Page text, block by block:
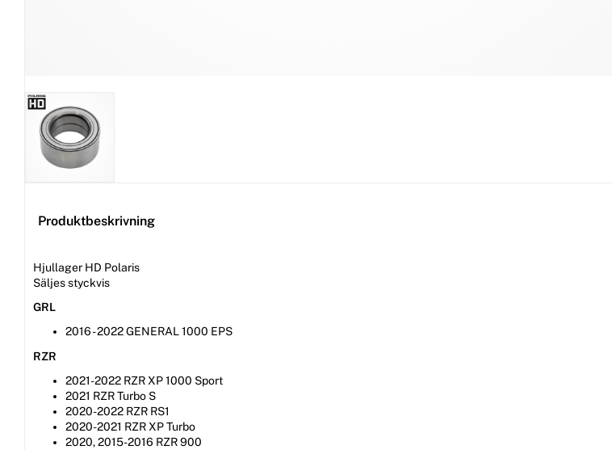
Produktbeskrivning
Hjullager HD Polaris
Säljes styckvis
GRL
2016 - 2022 GENERAL 1000 EPS
RZR
2021-2022 RZR XP 1000 Sport
2021 RZR Turbo S
2020-2022 RZR RS1
2020-2021 RZR XP Turbo
2020, 2015-2016 RZR 900